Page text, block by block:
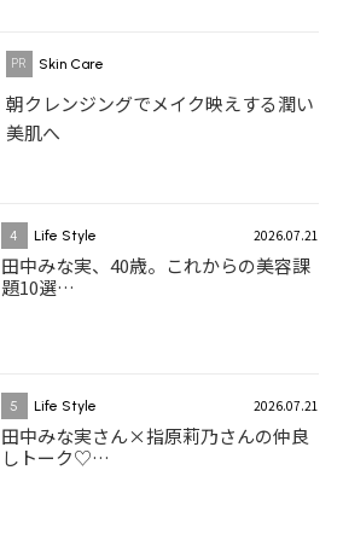
Skin Care
朝クレンジングでメイク映えする潤い
美肌へ
4 Life Style 2026.07.21
田中みな実、40歳。これからの美容課
題10選…
5 Life Style 2026.07.21
田中みな実さん×指原莉乃さんの仲良
しトーク♡…